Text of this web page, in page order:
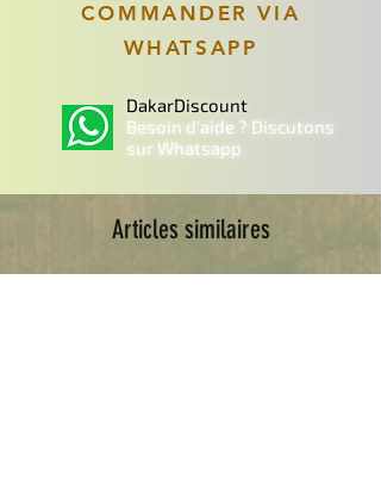
COMMANDER VIA
WHATSAPP
DakarDiscount
Besoin d'aide ? Discutons
sur Whatsapp
Articles similaires